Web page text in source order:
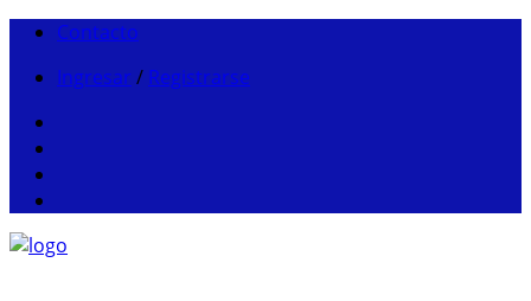
Contacto
Ingresar / Registrarse